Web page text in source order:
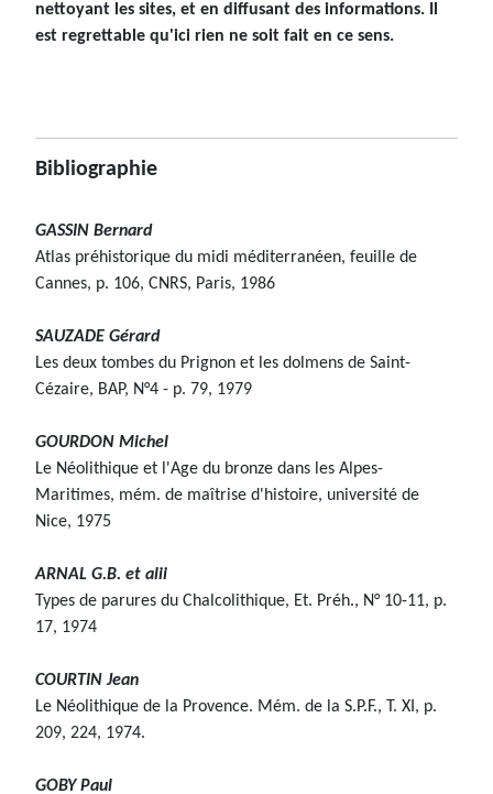
nettoyant les sites, et en diffusant des informations. Il
est regrettable qu'ici rien ne soit fait en ce sens.
Bibliographie
GASSIN Bernard
Atlas préhistorique du midi méditerranéen, feuille de
Cannes, p. 106, CNRS, Paris, 1986
SAUZADE Gérard
Les deux tombes du Prignon et les dolmens de Saint-
Cézaire, BAP, N°4 - p. 79, 1979
GOURDON Michel
Le Néolithique et l'Age du bronze dans les Alpes-
Maritimes, mém. de maîtrise d'histoire, université de
Nice, 1975
ARNAL G.B. et alii
Types de parures du Chalcolithique, Et. Préh., N° 10-11, p.
17, 1974
COURTIN Jean
Le Néolithique de la Provence. Mém. de la S.P.F., T. XI, p.
209, 224, 1974.
GOBY Paul